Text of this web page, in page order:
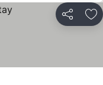
Kongsi